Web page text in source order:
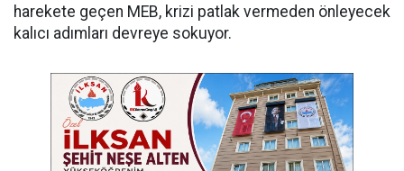
harekete geçen MEB, krizi patlak vermeden önleyecek
kalıcı adımları devreye sokuyor.